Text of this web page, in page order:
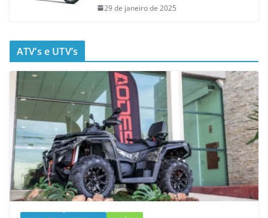
29 de janeiro de 2025
ATV’s e UTV’s